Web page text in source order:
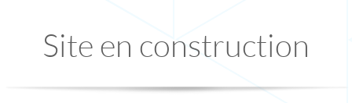
Site en construction